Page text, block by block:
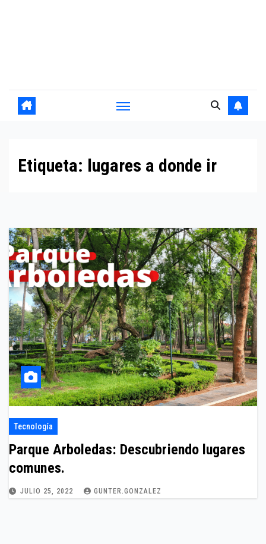
Etiqueta: lugares a donde ir
Tecnología
Parque Arboledas: Descubriendo lugares
comunes.
JULIO 25, 2022 GUNTER.GONZALEZ